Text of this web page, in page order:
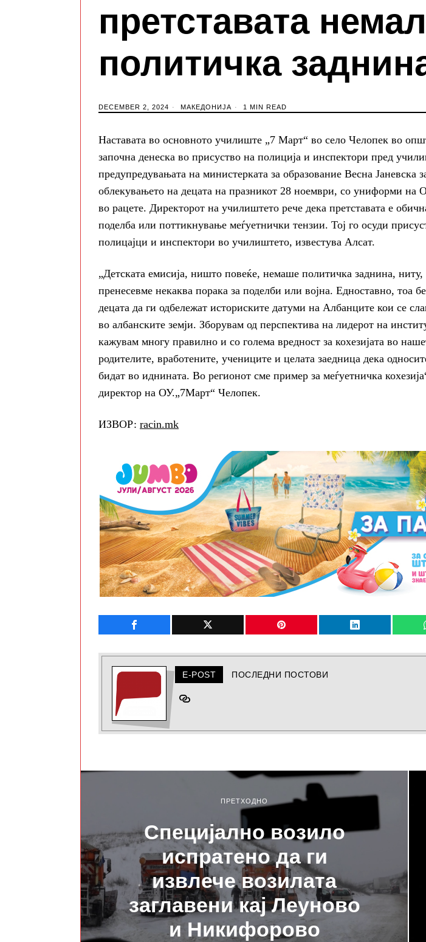
претставата
политичка
DECEMBER 2, 2024 МАКЕДОНИЈА 1 MIN READ
Наставата во основното училиште „7 Март“ во село Челопек во
започна денеска во присуство на полиција и инспектори пред
предупредувањата на министерката за образование Весна Јаневска
облекувањето на децата на празникот 28 ноември, со униформи на
во рацете. Директорот на училиштето рече дека претставата е
поделба или поттикнување меѓуетнички тензии. Тој го осуди
полицајци и инспектори во училиштето, известува Алсат.
„Детската емисија, ништо повеќе, немаше политичка заднина, ниту,
пренесевме некаква порака за поделби или војна. Едноставно, тоа
децата да ги одбележат историските датуми на Албанците кои се
во албанските земји. Зборувам од перспектива на лидерот на
кажувам многу правилно и со голема вредност за кохезијата во
родителите, вработените, учениците и целата заедница дека
бидат во иднината. Во регионот сме пример за меѓуетничка
директор на ОУ.„7Март“ Челопек.
ИЗВОР: racin.mk
E-POST ПОСЛЕДНИ ПОСТОВИ
ПРЕТХОДНО
Специјално возило
испратено да ги
извлече возилата
заглавени кај Леуново
и Никифорово